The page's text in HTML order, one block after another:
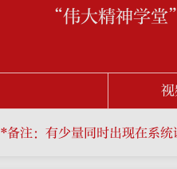
“伟大精神学堂
*备注：有少量同时出现在系